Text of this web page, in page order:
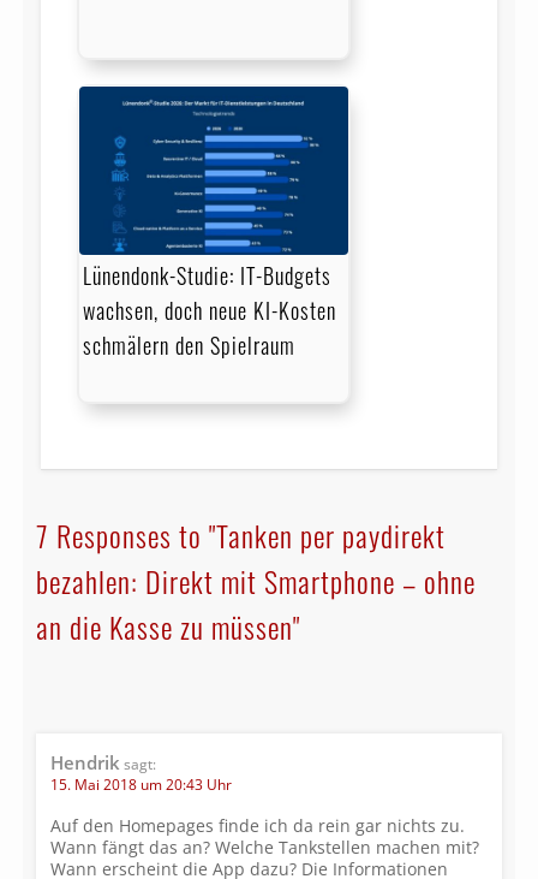
Lünendonk-Studie: IT-Budgets
wachsen, doch neue KI-Kosten
schmälern den Spielraum
7 Responses to "Tanken per paydirekt
bezahlen: Direkt mit Smartphone – ohne
an die Kasse zu müssen"
Hendrik sagt:
15. Mai 2018 um 20:43 Uhr
Auf den Homepages finde ich da rein gar nichts zu.
Wann fängt das an? Welche Tankstellen machen mit?
Wann erscheint die App dazu? Die Informationen